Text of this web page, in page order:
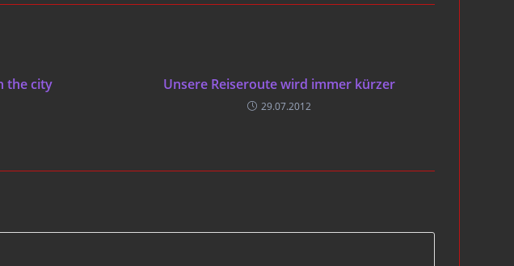
the city Unsere Reiseroute wird immer kürzer
29.07.2012